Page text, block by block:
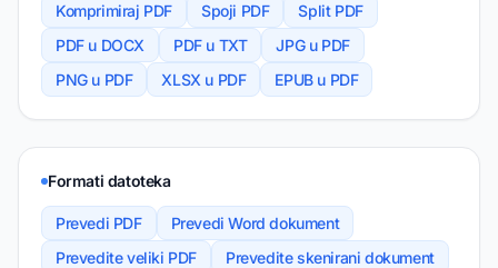
Komprimiraj PDF Spoji PDF
Split PDF
PDF u DOCX
PDF u TXT
JPG u PDF
PNG u PDF
XLSX u PDF EPUB u PDF
Formati datoteka
Prevedi PDF
Prevedi Word dokument
Prevedite veliki PDF
Prevedite skenirani dokument